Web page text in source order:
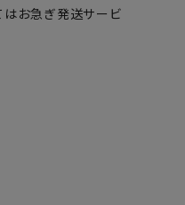
お急ぎ発送サービ